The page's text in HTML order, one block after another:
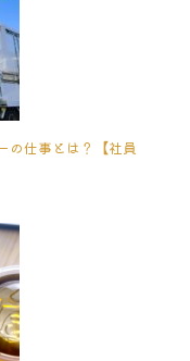
の仕事とは？【社員